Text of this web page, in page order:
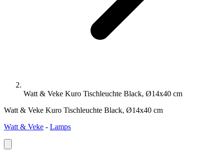
Watt & Veke Kuro Tischleuchte Black, Ø14x40 cm
Watt & Veke Kuro Tischleuchte Black, Ø14x40 cm
Watt & Veke - Lamps